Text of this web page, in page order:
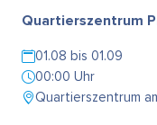
Quartierszentrum
01.08 bis 01.09
00:00 Uhr
Quartierszentrum